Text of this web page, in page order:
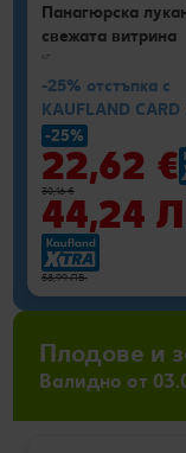
Панагюрска
свежата витрина
кг
-25% отстъпка с
KAUFLAND CARD
-25%
22,62 €
30,16 €
44,24
58,99 ЛВ.
Плодове и
Валидно от